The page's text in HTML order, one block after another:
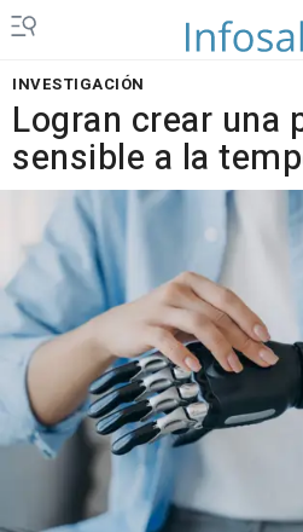
INVESTIGACIÓN
Logran crear una
sensible a la